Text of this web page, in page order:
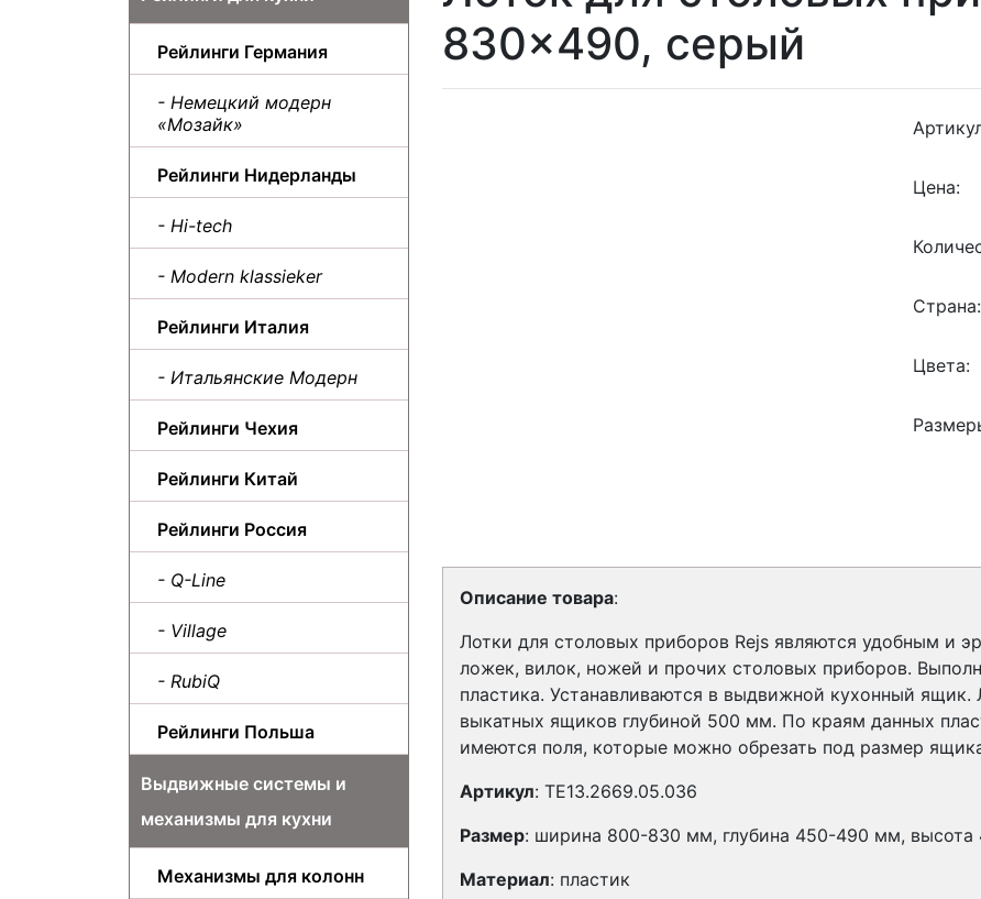
Рейлинги Германия
- Немецкий модерн
«Мозайк»
Рейлинги Нидерланды
- Hi-tech
- Modern klassieker
Рейлинги Италия
- Итальянские Модерн
Рейлинги Чехия
Рейлинги Китай
Рейлинги Россия
- Q-Line
- Village
- RubiQ
Рейлинги Польша
Выдвижные системы и
механизмы для кухни
Механизмы для колонн
830x490, серый
Цена:
Страна:
Цвета:
Описание товара:
Лотки для столовых приборов Rejs являются удобным и
ложек, вилок, ножей и прочих столовых приборов.
пластика. Устанавливаются в выдвижной кухонный ящик.
выкатных ящиков глубиной 500 мм. По краям данных
имеются поля, которые можно обрезать под размер
Артикул: TE13.2669.05.036
Размер: ширина 800-830 мм, глубина 450-490 мм,
Материал: пластик